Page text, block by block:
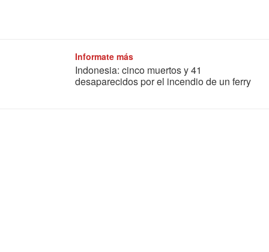
Informate más
Indonesia: cinco muertos y 41
desaparecidos por el incendio de un ferry